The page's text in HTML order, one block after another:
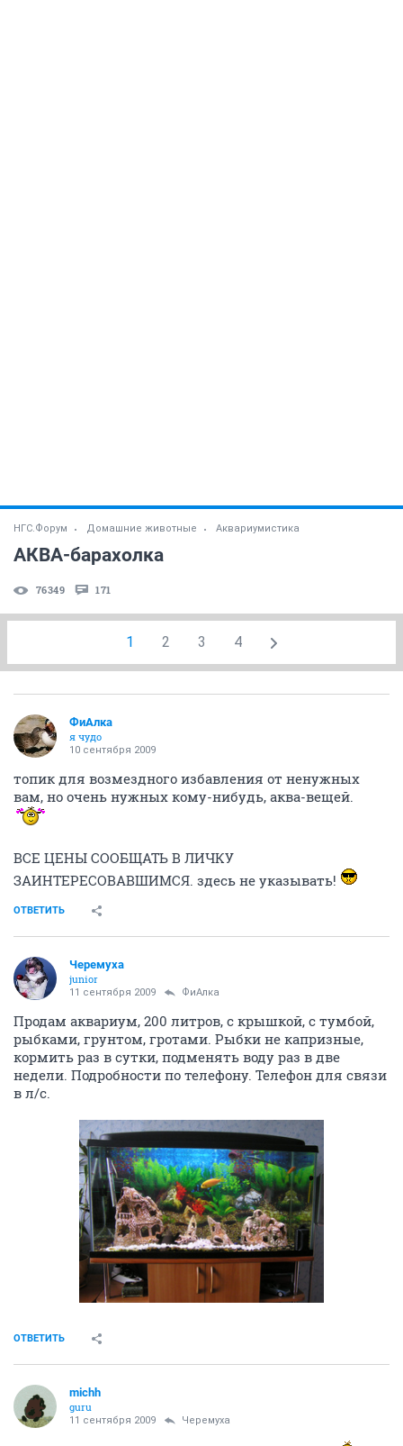
НГС.Форум Домашние животные Аквариумистика
АКВА-барахолка
76349 171
1 2 3 4
ФиАлка
я чудо
10 сентября 2009
топик для возмездного избавления от ненужных
вам, но очень нужных кому-нибудь, аква-вещей.
ВСЕ ЦЕНЫ СООБЩАТЬ В ЛИЧКУ
ЗАИНТЕРЕСОВАВШИМСЯ. здесь не указывать!
ОТВЕТИТЬ
Черемуха
junior
11 сентября 2009 ФиАлка
Продам аквариум, 200 литров, с крышкой, с тумбой,
рыбками, грунтом, гротами. Рыбки не капризные,
кормить раз в сутки, подменять воду раз в две
недели. Подробности по телефону. Телефон для связи
в л/с.
ОТВЕТИТЬ
michh
guru
11 сентября 2009 Черемуха